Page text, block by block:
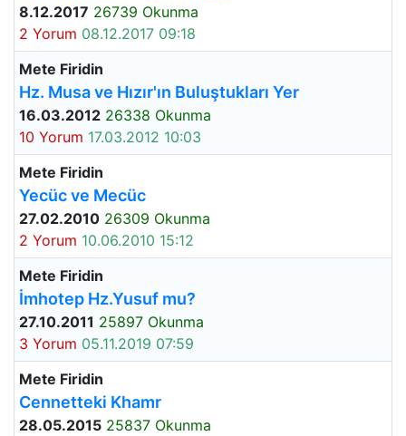
8.12.2017 26739 Okunma
2 Yorum 08.12.2017 09:18
Mete Firidin
Hz. Musa ve Hızır'ın Buluştukları Yer
16.03.2012 26338 Okunma
10 Yorum 17.03.2012 10:03
Mete Firidin
Yecüc ve Mecüc
27.02.2010 26309 Okunma
2 Yorum 10.06.2010 15:12
Mete Firidin
İmhotep Hz.Yusuf mu?
27.10.2011 25897 Okunma
3 Yorum 05.11.2019 07:59
Mete Firidin
Cennetteki Khamr
28.05.2015 25837 Okunma